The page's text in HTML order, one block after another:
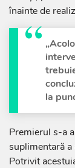
înainte de
la
Premierul s-a
suplimentară
Potrivit